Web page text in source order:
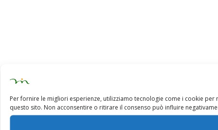
Per fornire le migliori esperienze, utilizziamo tecnologie come i cookie
questo sito. Non acconsentire o ritirare il consenso può influire